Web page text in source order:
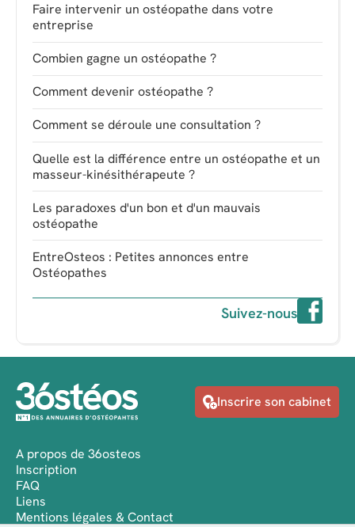
Faire intervenir un ostéopathe dans votre
entreprise
Combien gagne un ostéopathe ?
Comment devenir ostéopathe ?
Comment se déroule une consultation ?
Quelle est la différence entre un ostéopathe et un
masseur-kinésithérapeute ?
Les paradoxes d'un bon et d'un mauvais
ostéopathe
EntreOsteos : Petites annonces entre
Ostéopathes
Suivez-nous
Inscrire son cabinet
A propos de 36osteos
Inscription
FAQ
Liens
Mentions légales & Contact